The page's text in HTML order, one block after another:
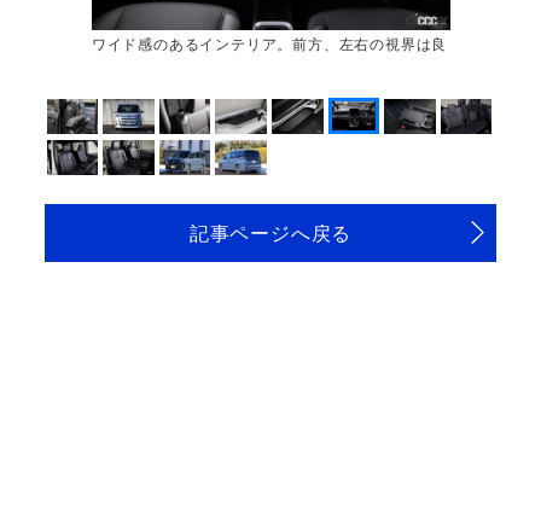
ワイド感のあるインテリア。前方、左右の視界は良
記事ページへ戻る